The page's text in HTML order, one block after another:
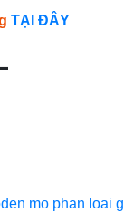
TẠI ĐÂY
den mo phan loai